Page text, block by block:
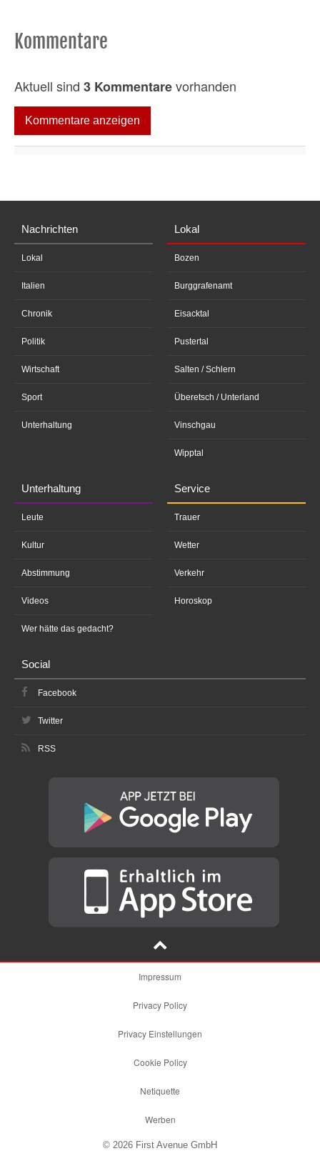
Kommentare
Aktuell sind 3 Kommentarevorhanden
Kommentare anzeigen
Nachrichten
Lokal
Italien
Chronik
Politik
Wirtschaft
Sport
Unterhaltung
Lokal
Bozen
Burggrafenamt
Eisacktal
Pustertal
Salten / Schlern
Überetsch / Unterland
Vinschgau
Wipptal
Unterhaltung
Leute
Kultur
Abstimmung
Videos
Wer hätte das gedacht?
Service
Trauer
Wetter
Verkehr
Horoskop
Social
Facebook
Twitter
RSS
Impressum
Privacy Policy
Privacy Einstellungen
Cookie Policy
Netiquette
Werben
© 2026 First Avenue GmbH